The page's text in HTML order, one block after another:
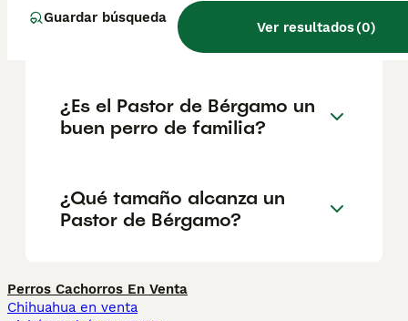
Guardar búsqueda
Ver resultados(0)
¿Cuál es el mejor pastor
alemán de España?
¿Es el Pastor de Bérgamo un
buen perro de familia?
¿Qué tamaño alcanza un
Pastor de Bérgamo?
Perros Cachorros En Venta
Chihuahua en venta